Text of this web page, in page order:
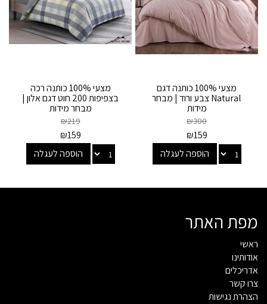
מצעי 100% כותנה דגם
Natural צבע ורוד | מבחר
מידות
₪300
₪159
הוספה לעגלה
מצעי 100% כותנה רכה
בצפיפות 200 חוט דגם אלון |
מבחר מידות
₪219
₪159
הוספה לעגלה
מפת האתר
ראשי
אודותינו
אדריכלים
צרו קשר
הצהרת נגישות